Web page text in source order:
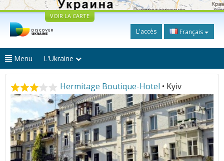
VOIR LA CARTE
L'accès Français
Menu L'Ukraine
Hermitage Boutique-Hotel • Kyiv